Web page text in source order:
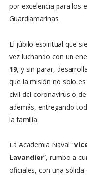
por excelencia para los
Guardiamarinas.
El júbilo espiritual que
vez luchando con un
19, y sin parar,
que la misión no solo
civil del coronavirus o
además, entregando
la familia.
La Academia Naval “
Lavandier”, rumbo a
oficiales, con una